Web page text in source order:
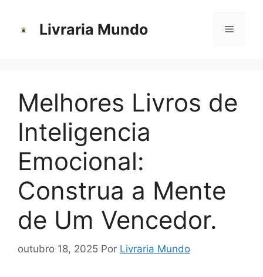
Livraria Mundo Menu
Melhores Livros de
Inteligencia
Emocional​:
Construa a Mente
de Um Vencedor.
outubro 18, 2025 Por Livraria Mundo